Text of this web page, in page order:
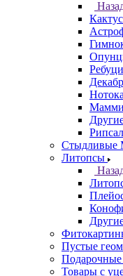
Стыдливые
Литопсы
Пустые
Товары с